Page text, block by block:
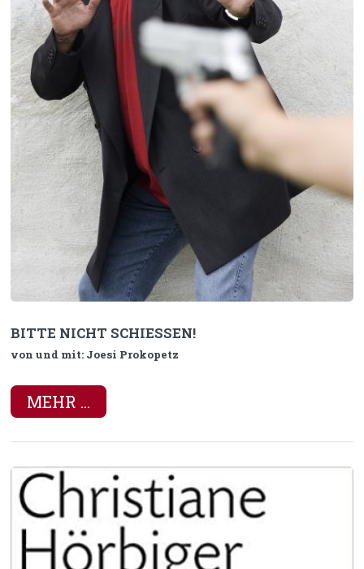
BITTE NICHT SCHIESSEN!
von und mit: Joesi Prokopetz
MEHR ...